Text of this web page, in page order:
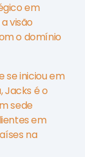
em
visão
o domínio
se iniciou em
Jacks é o
sede
em
na